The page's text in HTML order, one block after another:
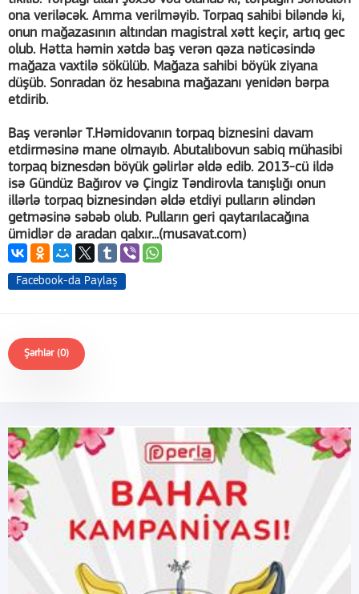
ona veriləcək. Amma verilməyib. Torpaq sahibi biləndə ki,
onun mağazasının altından magistral xətt keçir, artıq gec
olub. Hətta həmin xətdə baş verən qəza nəticəsində
mağaza vaxtilə sökülüb. Mağaza sahibi böyük ziyana
düşüb. Sonradan öz hesabına mağazanı yenidən bərpa
etdirib.
Baş verənlər T.Həmidovanın torpaq biznesini davam
etdirməsinə mane olmayıb. Abutalıbovun sabiq mühasibi
torpaq biznesdən böyük gəlirlər əldə edib. 2013-cü ildə
isə Gündüz Bağırov və Çingiz Təndirovla tanışlığı onun
illərlə torpaq biznesindən əldə etdiyi pulların əlindən
getməsinə səbəb olub. Pulların geri qaytarılacağına
ümidlər də aradan qalxır...(musavat.com)
Facebook-da Paylaş
Şərhlər (0)